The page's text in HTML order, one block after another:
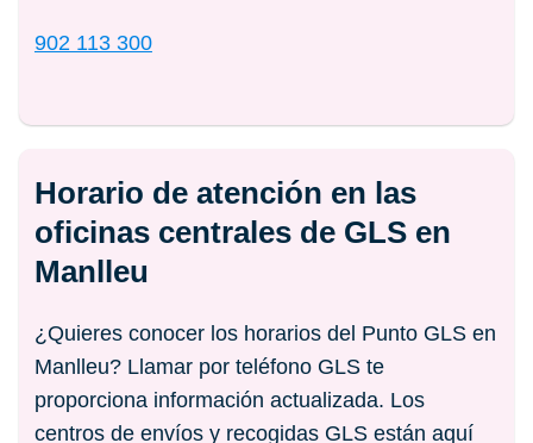
902 113 300
Horario de atención en las
oficinas centrales de GLS en
Manlleu
¿Quieres conocer los horarios del Punto GLS en
Manlleu? Llamar por teléfono GLS te
proporciona información actualizada. Los
centros de envíos y recogidas GLS están aquí